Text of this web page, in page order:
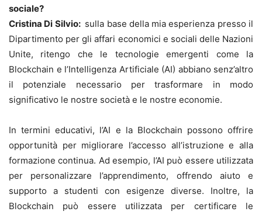
sociale?
Cristina Di Silvio: sulla base della mia esperienza presso il
Dipartimento per gli affari economici e sociali delle Nazioni
Unite, ritengo che le tecnologie emergenti come la
Blockchain e l’Intelligenza Artificiale (AI) abbiano senz’altro
il potenziale necessario per trasformare in modo
significativo le nostre società e le nostre economie.
In termini educativi, l’AI e la Blockchain possono offrire
opportunità per migliorare l’accesso all’istruzione e alla
formazione continua. Ad esempio, l’AI può essere utilizzata
per personalizzare l’apprendimento, offrendo aiuto e
supporto a studenti con esigenze diverse. Inoltre, la
Blockchain può essere utilizzata per certificare le